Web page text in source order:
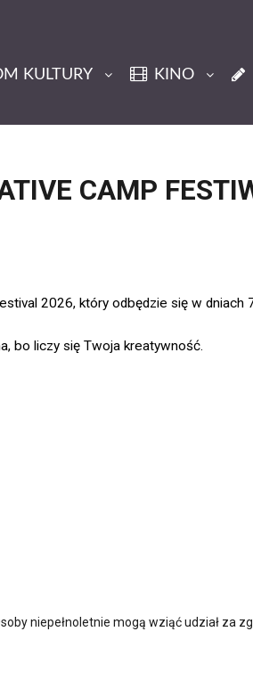
KULTURY KINO
CAMP
2026, który odbędzie się w dniach
bo liczy się Twoja kreatywność.
niepełnoletnie mogą wziąć udział za